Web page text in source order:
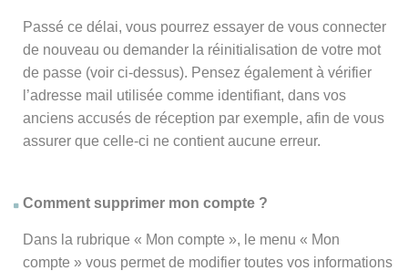
Passé ce délai, vous pourrez essayer de vous connecter
de nouveau ou demander la réinitialisation de votre mot
de passe (voir ci-dessus). Pensez également à vérifier
l’adresse mail utilisée comme identifiant, dans vos
anciens accusés de réception par exemple, afin de vous
assurer que celle-ci ne contient aucune erreur.
Comment supprimer mon compte ?
Dans la rubrique « Mon compte », le menu « Mon
compte » vous permet de modifier toutes vos informations